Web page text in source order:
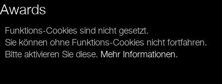
Awards
Funktions-Cookies sind nicht gesetzt.
Sie können ohne Funktions-Cookies nicht fortfahren.
Bitte aktivieren Sie diese. Mehr Informationen.